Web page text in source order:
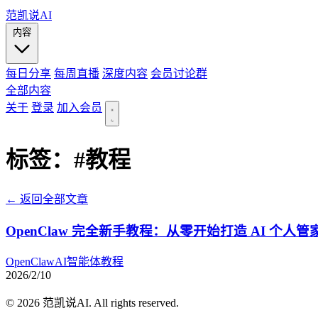
范凯说AI
每日分享 每周直播 深度内容 会员讨论群
全部内容
关于 登录 加入会员
标签： #教程
← 返回全部文章
OpenClaw 完全新手教程：从零开始打造 AI 个人管
OpenClawAI智能体教程
2026/2/10
© 2026 范凯说AI. All rights reserved.